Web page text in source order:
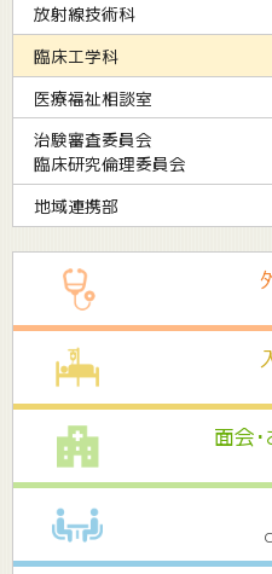
放射線技術科
臨床工学科
医療福祉相談室
治験審査委員会
臨床研究倫理委員会
地域連携部
面会